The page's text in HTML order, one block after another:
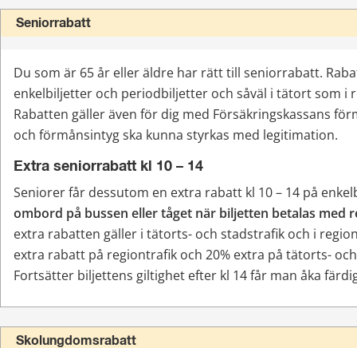
Seniorrabatt
Du som är 65 år eller äldre har rätt till seniorrabatt.
enkelbiljetter och periodbiljetter och såväl i tätort som i
Rabatten gäller även för dig med Försäkringskassans
och förmånsintyg ska kunna styrkas med legitimation.
Extra seniorrabatt kl 10 – 14
Seniorer får dessutom en extra rabatt kl 10 – 14 på
ombord på bussen eller tåget när biljetten betalas med
extra rabatten gäller i tätorts- och stadstrafik och i
extra rabatt på regiontrafik och 20% extra på tätorts-
Fortsätter biljettens giltighet efter kl 14 får man åka
Skolungdomsrabatt